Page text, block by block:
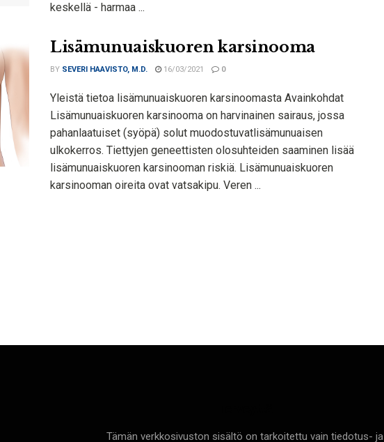
keskellä - harmaa ...
Lisämunuaiskuoren karsinooma
BY SEVERI HAAVISTO, M.D. 16/03/2021 0
Yleistä tietoa lisämunuaiskuoren karsinoomasta Avainkohdat
Lisämunuaiskuoren karsinooma on harvinainen sairaus, jossa
pahanlaatuiset (syöpä) solut muodostuvatlisämunuaisen
ulkokerros. Tiettyjen geneettisten olosuhteiden saaminen lisää
lisämunuaiskuoren karsinooman riskiä. Lisämunuaiskuoren
karsinooman oireita ovat vatsakipu. Veren ...
Tämän verkkosivuston sisältö on tarkoitettu vain tiedotus- ja